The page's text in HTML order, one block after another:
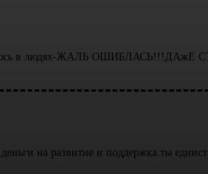
в людях-ЖАЛЬ ОШИБЛАСЬ!!!ДАжЕ
на развитие и поддержка.ты